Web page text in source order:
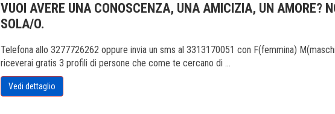
VUOI AVERE UNA CONOSCENZA, UNA AMICIZIA, UN AMORE?
SOLA/O.
Telefona allo 3277726262 oppure invia un sms al 3313170051 con F(femmina)
riceverai gratis 3 profili di persone che come te cercano di ...
Vedi dettaglio